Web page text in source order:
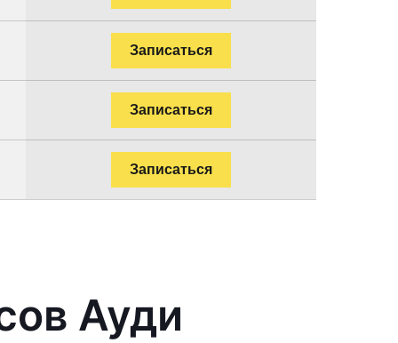
Записаться
Записаться
Записаться
Ауди